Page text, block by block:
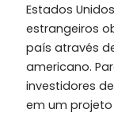
Estados
estrangeiros
país através
americano.
investidores
em um projeto